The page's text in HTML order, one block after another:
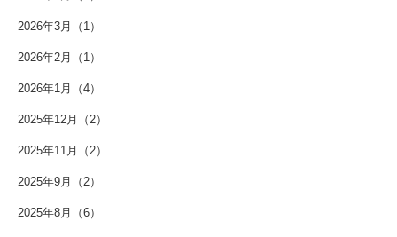
2026年3月（1）
2026年2月（1）
2026年1月（4）
2025年12月（2）
2025年11月（2）
2025年9月（2）
2025年8月（6）